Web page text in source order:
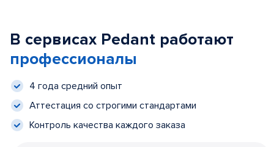
В сервисах Pedant работают
профессионалы
4 года средний опыт
Аттестация со строгими стандартами
Контроль качества каждого заказа